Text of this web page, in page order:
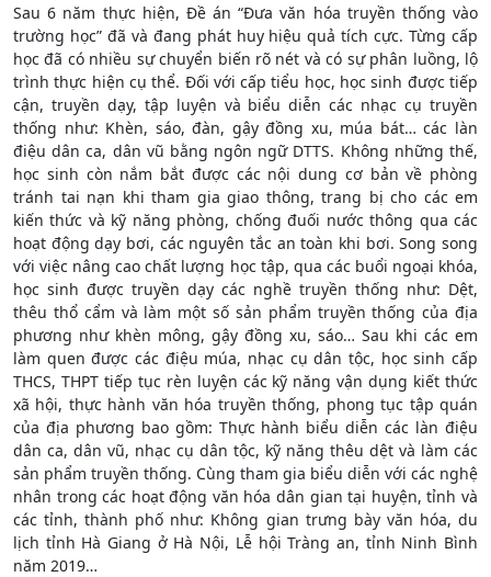
Sau 6 năm thực hiện, Đề án “Đưa văn hóa truyền thống vào
trường học” đã và đang phát huy hiệu quả tích cực. Từng cấp
học đã có nhiều sự chuyển biến rõ nét và có sự phân luồng, lộ
trình thực hiện cụ thể. Đối với cấp tiểu học, học sinh được tiếp
cận, truyền dạy, tập luyện và biểu diễn các nhạc cụ truyền
thống như: Khèn, sáo, đàn, gậy đồng xu, múa bát… các làn
điệu dân ca, dân vũ bằng ngôn ngữ DTTS. Không những thế,
học sinh còn nắm bắt được các nội dung cơ bản về phòng
tránh tai nạn khi tham gia giao thông, trang bị cho các em
kiến thức và kỹ năng phòng, chống đuối nước thông qua các
hoạt động dạy bơi, các nguyên tắc an toàn khi bơi. Song song
với việc nâng cao chất lượng học tập, qua các buổi ngoại khóa,
học sinh được truyền dạy các nghề truyền thống như: Dệt,
thêu thổ cẩm và làm một số sản phẩm truyền thống của địa
phương như khèn mông, gậy đồng xu, sáo… Sau khi các em
làm quen được các điệu múa, nhạc cụ dân tộc, học sinh cấp
THCS, THPT tiếp tục rèn luyện các kỹ năng vận dụng kiết thức
xã hội, thực hành văn hóa truyền thống, phong tục tập quán
của địa phương bao gồm: Thực hành biểu diễn các làn điệu
dân ca, dân vũ, nhạc cụ dân tộc, kỹ năng thêu dệt và làm các
sản phẩm truyền thống. Cùng tham gia biểu diễn với các nghệ
nhân trong các hoạt động văn hóa dân gian tại huyện, tỉnh và
các tỉnh, thành phố như: Không gian trưng bày văn hóa, du
lịch tỉnh Hà Giang ở Hà Nội, Lễ hội Tràng an, tỉnh Ninh Bình
năm 2019…